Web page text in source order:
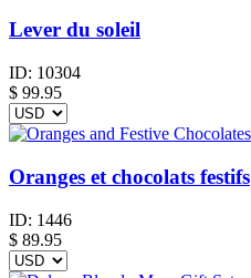
Lever du soleil
ID: 10304
$ 99.95
Oranges et chocolats festifs
ID: 1446
$ 89.95